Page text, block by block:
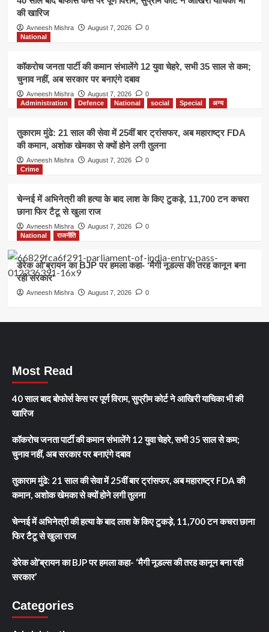
की खारिज
Avneesh Mishra August 7, 2026
0
National
कॉकरोच जनता पार्टी की कमान संभालेंगे 12 युवा चेहरे, सभी 35 साल से कम;
चुनाव नहीं, अब सरकार पर बनाएंगे दबाव
Avneesh Mishra August 7, 2026
0
Administration
Defence National social Special अन्य
तुकाराम मुंढे: 21 साल की सेवा में 25वीं बार ट्रांसफर, अब महाराष्ट्र FDA
की कमान, अशोक खेमका से क्यों होने लगी तुलना
Avneesh Mishra August 7, 2026
0
Crime
चेन्नई में अभिनेत्री की हत्या के बाद लाश के किए टुकड़े, 11,700 टन कचरा
छाना फिर टैटू से खुला राज
Avneesh Mishra August 7, 2026
0
National
राजनीति
डेरेक ओ’ब्रायन का BJP पर हमला कहा- ‘मैगी नूडल्स की तरह कानून बना
रही सरकार’
Avneesh Mishra August 7, 2026 0
Most Read
40 साल बाद बोफोर्स केस पर पूर्ण विराम, सुप्रीम कोर्ट ने आखिरी याचिका भी की
खारिज
कॉकरोच जनता पार्टी की कमान संभालेंगे 12 युवा चेहरे, सभी 35 साल से कम;
चुनाव नहीं, अब सरकार पर बनाएंगे दबाव
तुकाराम मुंढे: 21 साल की सेवा में 25वीं बार ट्रांसफर, अब महाराष्ट्र FDA की
कमान, अशोक खेमका से क्यों होने लगी तुलना
चेन्नई में अभिनेत्री की हत्या के बाद लाश के किए टुकड़े, 11,700 टन कचरा छाना
फिर टैटू से खुला राज
डेरेक ओ’ब्रायन का BJP पर हमला कहा- ‘मैगी नूडल्स की तरह कानून बना रही
सरकार’
Categories